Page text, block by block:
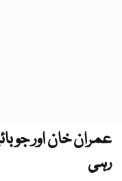
عمران خان اور جو
رہی